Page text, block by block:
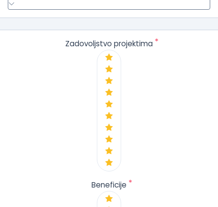
Zadovoljstvo projektima *
Beneficije *